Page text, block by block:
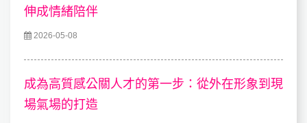
伸成情緒陪伴
2026-05-08
成為高質感公關人才的第一步：從外在形象到現
場氣場的打造